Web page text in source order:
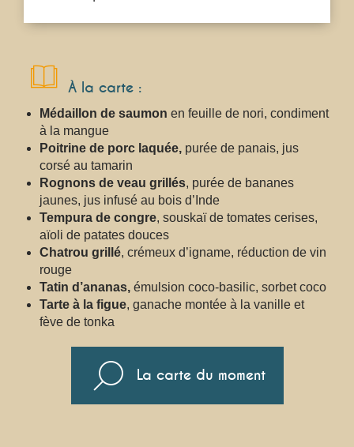
À la carte :
Médaillon de saumon en feuille de nori, condiment
à la mangue
Poitrine de porc laquée, purée de panais, jus
corsé au tamarin
Rognons de veau grillés, purée de bananes
jaunes, jus infusé au bois d’Inde
Tempura de congre, souskaï de tomates cerises,
aïoli de patates douces
Chatrou grillé, crémeux d’igname, réduction de vin
rouge
Tatin d’ananas, émulsion coco-basilic, sorbet coco
Tarte à la figue, ganache montée à la vanille et
fève de tonka
La carte du moment